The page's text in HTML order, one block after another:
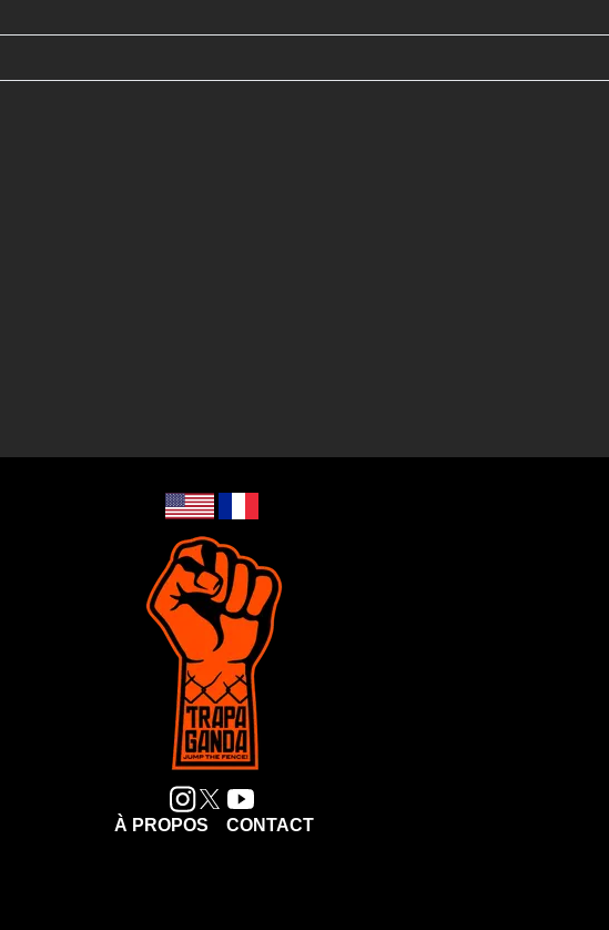
À PROPOS CONTACT